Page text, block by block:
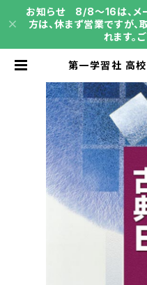
お知らせ 8/8～16は、メ
方は、休まず営業ですが、
れます。
第一学習社 高校教科書 高等学校
新品 ISBN
ISBN-10：
U：002-566-
の